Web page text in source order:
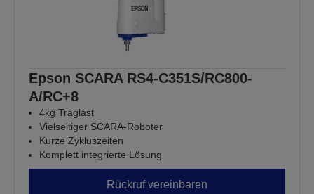
Epson SCARA RS4-C351S/RC800-
A/RC+8
4kg Traglast
Vielseitiger SCARA-Roboter
Kurze Zykluszeiten
Komplett integrierte Lösung
Rückruf vereinbaren